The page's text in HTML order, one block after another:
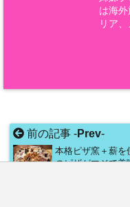
は海
リア
前の記事 -Prev-
本格ピザ窯＋薪を
のピザがマジで美